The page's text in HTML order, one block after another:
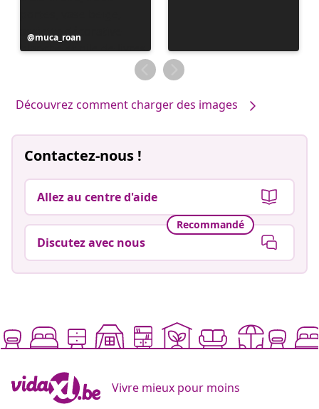
Publication
publiée
muca_roan
Découvrez comment charger des images
Contactez-nous !
Allez au centre d'aide
Recommandé
Discutez avec nous
Vivre mieux pour moins